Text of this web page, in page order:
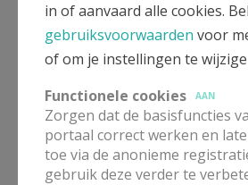
in of aanvaard alle cookies.
gebruiksvoorwaarden voor
of om je instellingen te
Functionele cookies
AAN
Zorgen dat de basisfuncties
portaal correct werken en
toe via de anonieme
gebruik deze verder te